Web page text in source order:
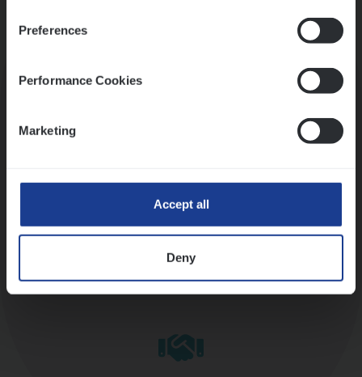
Preferences
Performance Cookies
Marketing
Accept all
Deny
Diepte-interview met leidinggevende